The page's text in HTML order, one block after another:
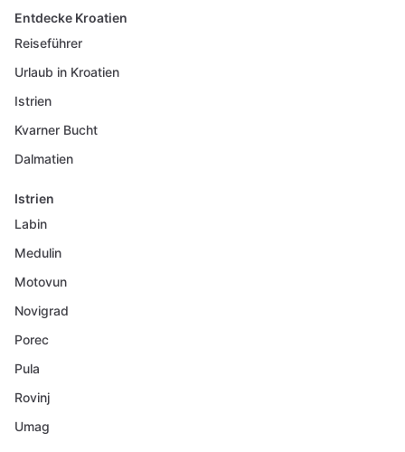
Entdecke Kroatien
Reiseführer
Urlaub in Kroatien
Istrien
Kvarner Bucht
Dalmatien
Istrien
Labin
Medulin
Motovun
Novigrad
Porec
Pula
Rovinj
Umag